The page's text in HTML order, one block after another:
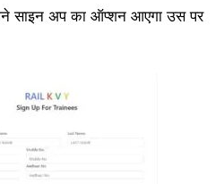
साइन अप का ऑप्शन आएगा उस पर